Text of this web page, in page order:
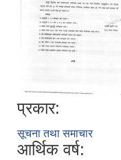
प्रकार:
सूचना तथा समाचार
आर्थिक वर्ष: